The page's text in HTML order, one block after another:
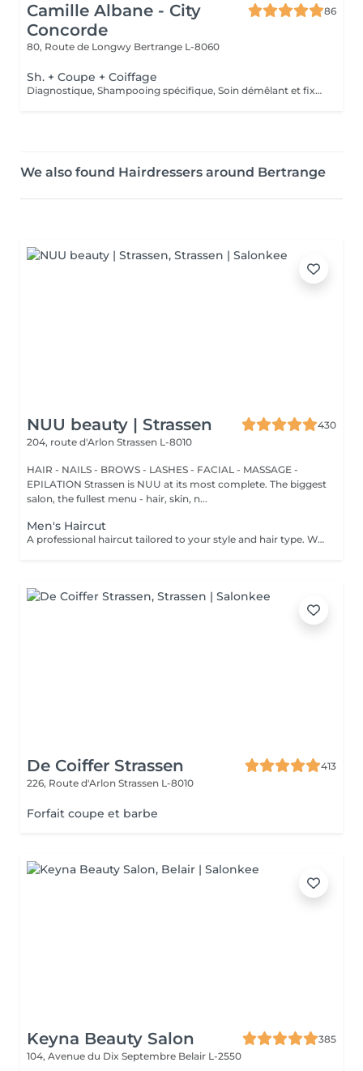
Camille Albane - City
Concorde
86
80, Route de Longwy Bertrange L-8060
Sh. + Coupe + Coiffage
Diagnostique, Shampooing spécifique, Soin démêlant et fixation inclus. Veuillez prendre note que les prix indiqués sur Salonkee sont communiqués à titre informatif et s'entendent de base. Ces derniers sont susceptibles de varier selon le diagnostic réalisé à votre arrivée au salon et l'expertise du professionnel à qui vous confiez votre beauté. Dans tous les cas, un devis précis vous sera proposé et toutes réalisations de prestations seront effectuées avec votre accord.
We also found Hairdressers around Bertrange
NUU beauty | Strassen
430
204, route d'Arlon Strassen L-8010
HAIR - NAILS - BROWS - LASHES - FACIAL - MASSAGE -
EPILATION Strassen is NUU at its most complete. The biggest
salon, the fullest menu - hair, skin, n...
Men's Haircut
A professional haircut tailored to your style and hair type. We begin with a short consultation to discuss your expectations, followed by a gentle wash while you relax lying comfortably in our Maletti chair, a precise cut, and a smooth blow-dry. We use Dyson Pro tools that protect your hair from excessive heat and deliver a sleek, polished finish. LaBiosthétique care and styling products provide holistic care for hair and scalp, combining scientific research with carefully selected natural ingredients. All brushes are sanitised with Sibel equipment, which effectively removes hair, product buildup, and impurities while reducing bacteria on the brush surface to maintain high hygiene standards for every client.
De Coiffer Strassen
413
226, Route d'Arlon Strassen L-8010
Forfait coupe et barbe
Keyna Beauty Salon
385
104, Avenue du Dix Septembre Belair L-2550